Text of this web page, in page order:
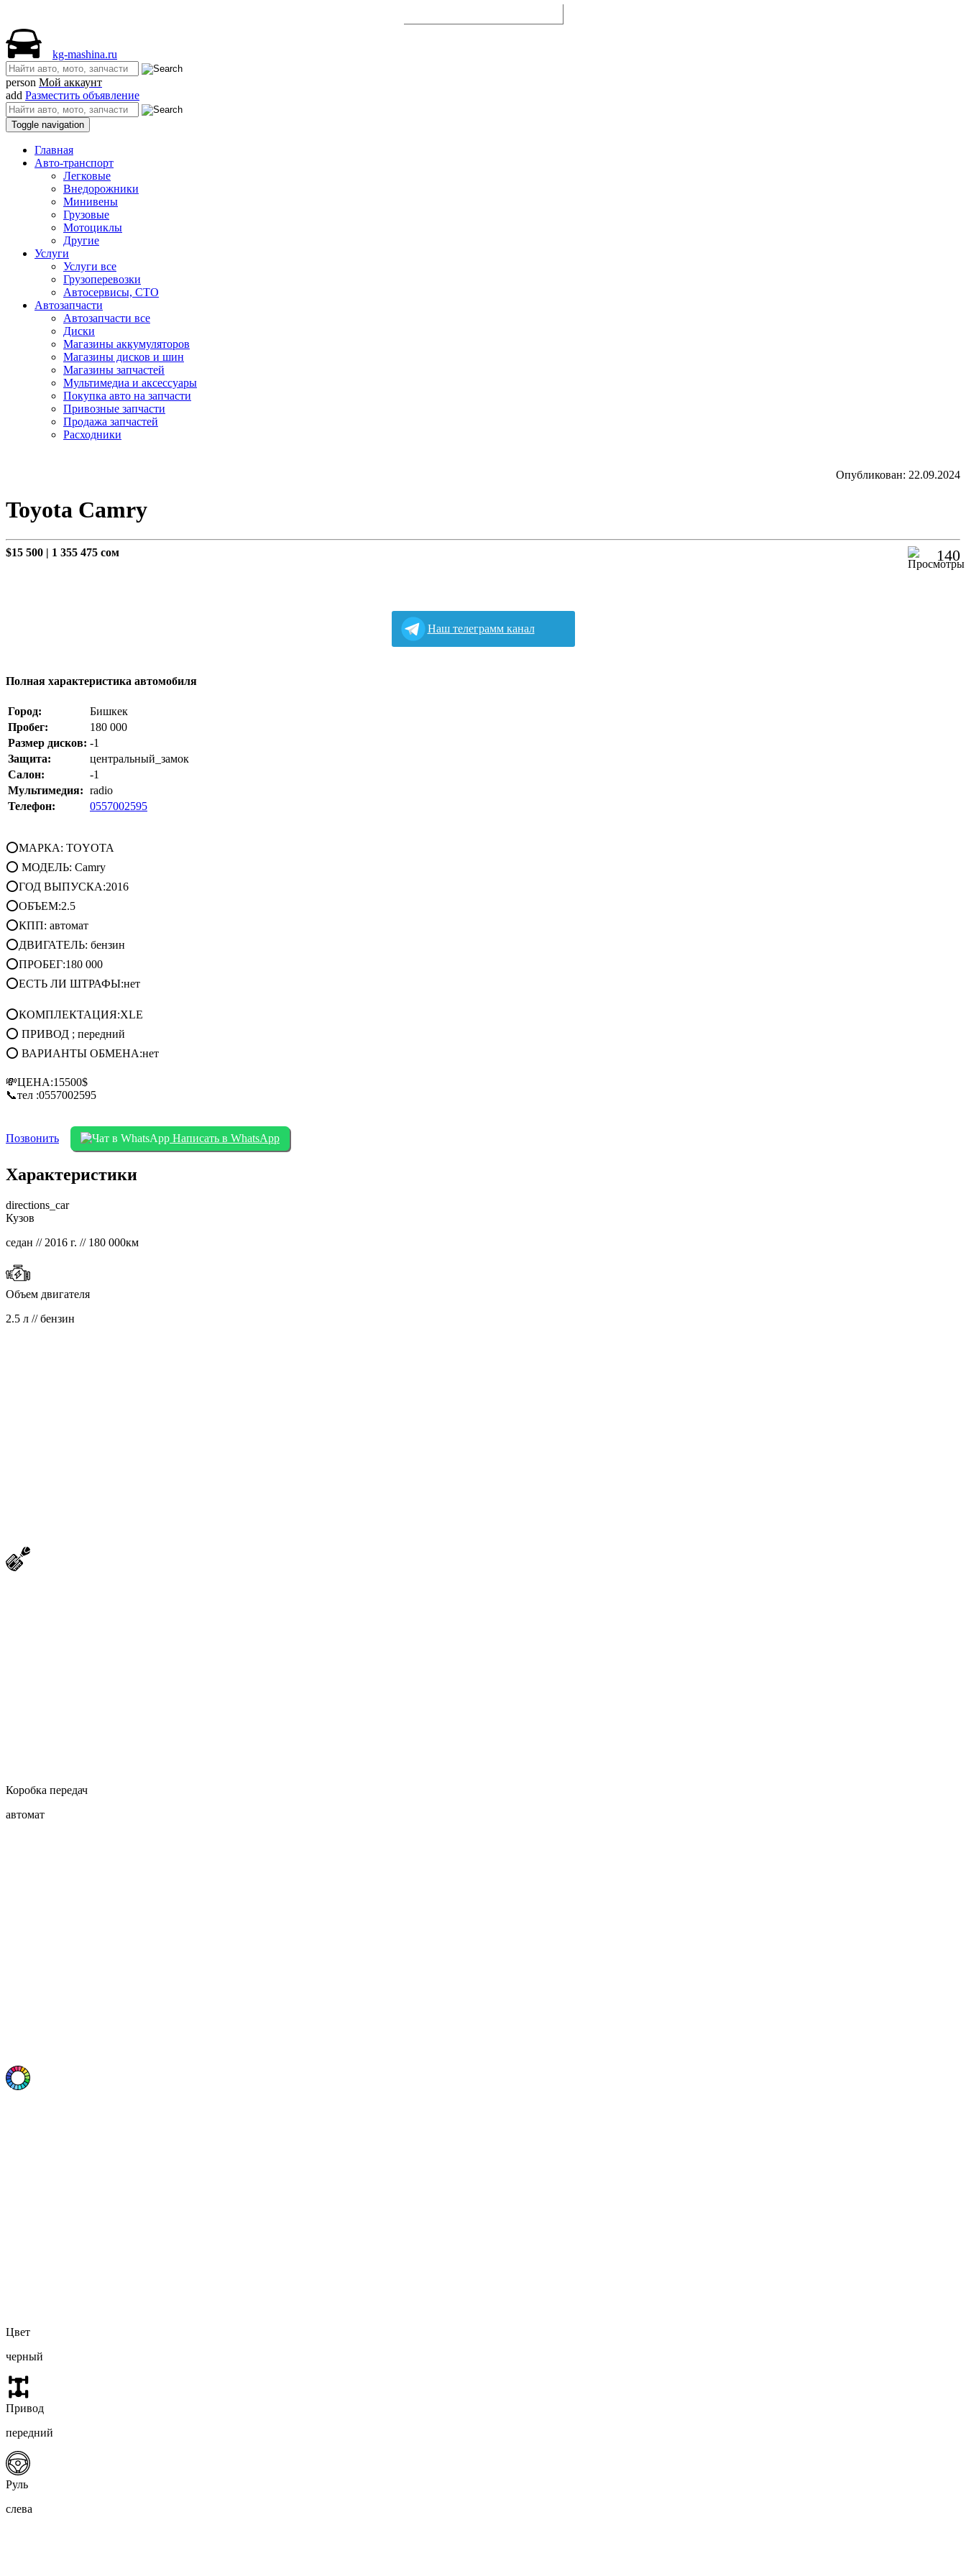
kg-mashina.ru
person Мой аккаунт
add Разместить объявление
Toggle navigation
Главная
Авто-транспорт
Легковые
Внедорожники
Минивены
Грузовые
Мотоциклы
Другие
Услуги
Услуги все
Грузоперевозки
Автосервисы, СТО
Автозапчасти
Автозапчасти все
Диски
Магазины аккумуляторов
Магазины дисков и шин
Магазины запчастей
Мультимедиа и аксессуары
Покупка авто на запчасти
Привозные запчасти
Продажа запчастей
Расходники
Опубликован: 22.09.2024
Toyota Camry
$15 500 | 1 355 475 сом 140
Наш телеграмм канал
Полная характеристика автомобиля
Город:
Бишкек
Пробег:
180 000
Размер дисков: -1
Защита:
центральный_замок
Салон:
-1
Мультимедия: radio
Телефон:
0557002595
⭕МАРКА: TOYOTA
⭕ МОДЕЛЬ: Camry
⭕ГОД ВЫПУСКА:2016
⭕ОБЪЕМ:2.5
⭕КПП: автомат
⭕ДВИГАТЕЛЬ: бензин
⭕ПРОБЕГ:180 000
⭕ЕСТЬ ЛИ ШТРАФЫ:нет
⭕КОМПЛЕКТАЦИЯ:XLE
⭕ ПРИВОД ; передний
⭕ ВАРИАНТЫ ОБМЕНА:нет
💸ЦЕНА:15500$
📞тел :0557002595
Позвонить Написать в WhatsApp
Характеристики
directions_car
Кузов
седан // 2016 г. // 180 000км
Объем двигателя
2.5 л // бензин
Коробка передач
автомат
Цвет
черный
Привод
передний
Руль
слева